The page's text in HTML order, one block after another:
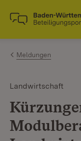
Zum Inhalt
Link zur Startseite
Meldungen
Landwirtschaft